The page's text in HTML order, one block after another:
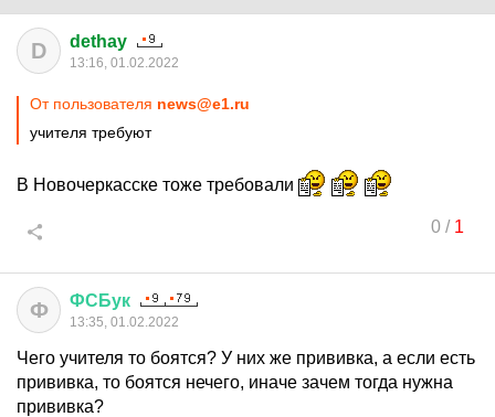
D dethay
13:16, 01.02.2022
От пользователя news@e1.ru
учителя требуют
В Новочеркасске тоже требовали
0/ 1
Ф ФСБук
13:35, 01.02.2022
Чего учителя то боятся? У них же прививка, а если есть
прививка, то боятся нечего, иначе зачем тогда нужна
прививка?